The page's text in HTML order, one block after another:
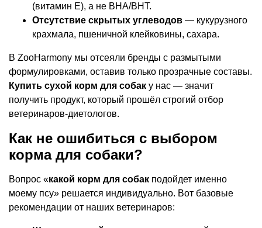
(витамин E), а не BHA/BHT.
Отсутствие скрытых углеводов — кукурузного
крахмала, пшеничной клейковины, сахара.
В ZooHarmony мы отсеяли бренды с размытыми
формулировками, оставив только прозрачные составы.
Купить сухой корм для собак у нас — значит
получить продукт, который прошёл строгий отбор
ветеринаров-диетологов.
Как не ошибиться с выбором
корма для собаки?
Вопрос «какой корм для собак подойдет именно
моему псу» решается индивидуально. Вот базовые
рекомендации от наших ветеринаров: